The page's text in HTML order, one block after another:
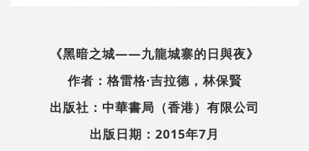
《黑暗之城——九龍城寨的日與夜》
作者：格雷格·吉拉德，林保賢
出版社：中華書局（香港）有限公司
出版日期：2015年7月